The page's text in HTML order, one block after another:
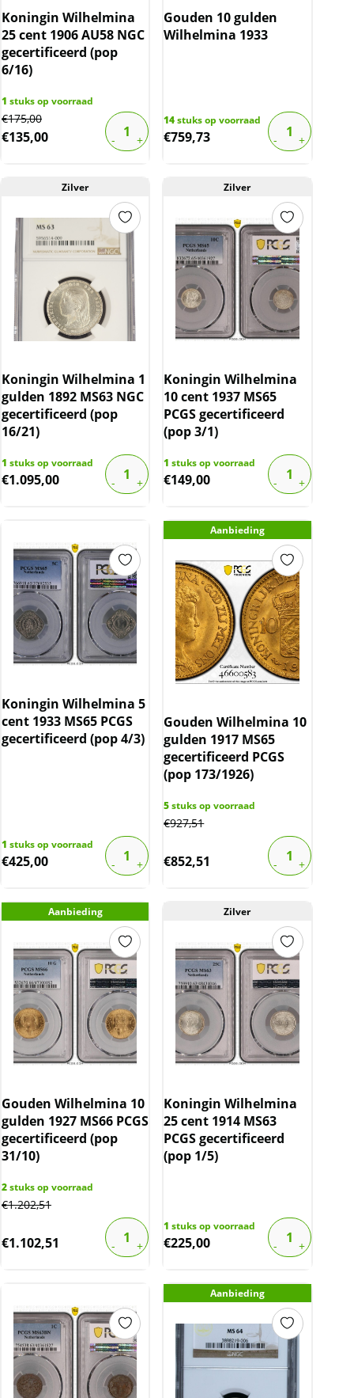
Koningin Wilhelmina
25 cent 1906 AU58 NGC
gecertificeerd (pop
6/16)
1 stuks op voorraad
€175,00
Original
price
€135,00
Current
price
Gouden 10 gulden
Wilhelmina 1933
14stuks op voorraad
€759,73
Zilver
Koningin Wilhelmina 1
gulden 1892 MS63 NGC
gecertificeerd (pop
16/21)
1 stuks op voorraad
€1.095,00
Zilver
Koningin Wilhelmina
10 cent 1937 MS65
PCGS gecertificeerd
(pop 3/1)
1 stuks op voorraad
€149,00
Koningin Wilhelmina 5
cent 1933 MS65 PCGS
gecertificeerd (pop 4/3)
1 stuks op voorraad
€425,00
Aanbieding
Gouden Wilhelmina 10
gulden 1917 MS65
gecertificeerd PCGS
(pop 173/1926)
5stuks op voorraad
€927,51
€852,51
Aanbieding
Gouden Wilhelmina 10
gulden 1927 MS66 PCGS
gecertificeerd (pop
31/10)
2stuks op voorraad
€1.202,51
€1.102,51
Zilver
Koningin Wilhelmina
25 cent 1914 MS63
PCGS gecertificeerd
(pop 1/5)
1 stuks op voorraad
€225,00
Aanbieding